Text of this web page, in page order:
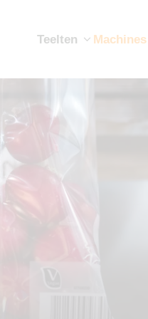
Teelten Machines